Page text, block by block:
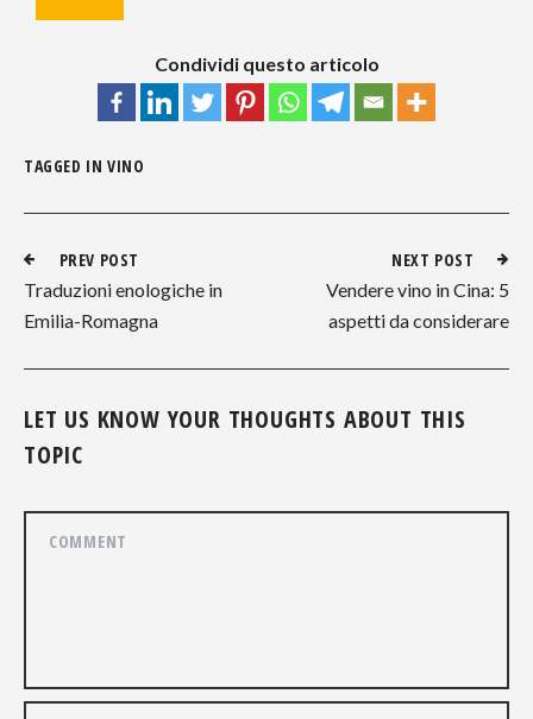
Condividi questo articolo
TAGGED IN VINO
PREV POST
Traduzioni enologiche in
Emilia-Romagna
NEXT POST
Vendere vino in Cina: 5
aspetti da considerare
LET US KNOW YOUR THOUGHTS ABOUT THIS
TOPIC